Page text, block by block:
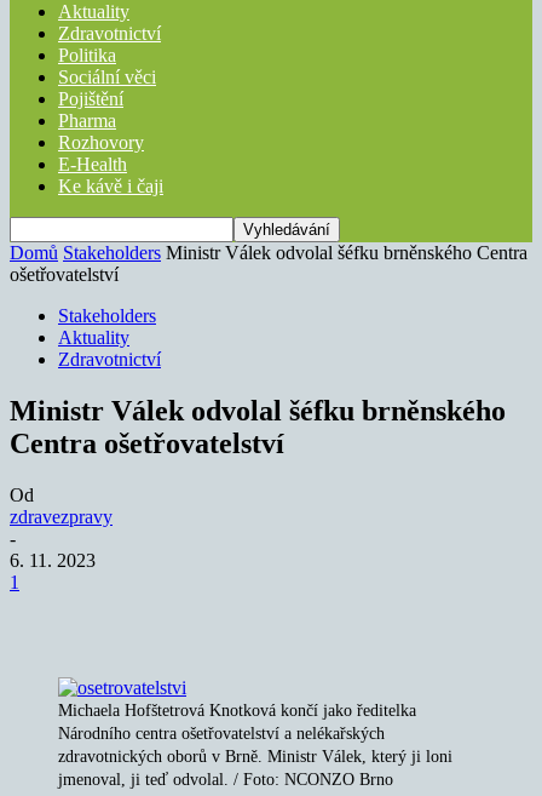
Aktuality
Zdravotnictví
Politika
Sociální věci
Pojištění
Pharma
Rozhovory
E-Health
Ke kávě i čaji
Domů Stakeholders Ministr Válek odvolal šéfku brněnského Centra
ošetřovatelství
Stakeholders
Aktuality
Zdravotnictví
Ministr Válek odvolal šéfku brněnského
Centra ošetřovatelství
Od
zdravezpravy
-
6. 11. 2023
1
Michaela Hofštetrová Knotková končí jako ředitelka
Národního centra ošetřovatelství a nelékařských
zdravotnických oborů v Brně. Ministr Válek, který ji loni
jmenoval, ji teď odvolal. / Foto: NCONZO Brno